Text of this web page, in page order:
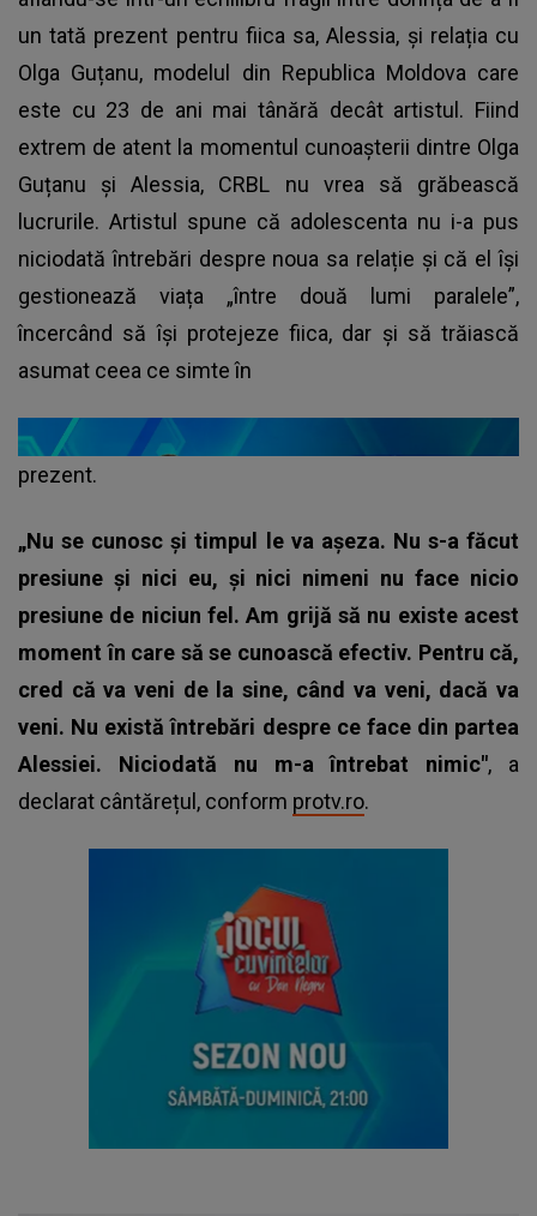
un tată prezent pentru fiica sa, Alessia, și relația cu
Olga Guțanu, modelul din Republica Moldova care
este cu 23 de ani mai tânără decât artistul. Fiind
extrem de atent la momentul cunoașterii dintre Olga
Guțanu și Alessia, CRBL nu vrea să grăbească
lucrurile. Artistul spune că adolescenta nu i-a pus
niciodată întrebări despre noua sa relație și că el își
gestionează viața „între două lumi paralele”,
încercând să își protejeze fiica, dar și să trăiască
asumat ceea ce simte în
prezent.
„Nu se cunosc și timpul le va așeza. Nu s-a făcut
presiune și nici eu, și nici nimeni nu face nicio
presiune de niciun fel. Am grijă să nu existe acest
moment în care să se cunoască efectiv. Pentru că,
cred că va veni de la sine, când va veni, dacă va
veni. Nu există întrebări despre ce face din partea
Alessiei. Niciodată nu m-a întrebat nimic", a
declarat cântărețul, conform protv.ro.